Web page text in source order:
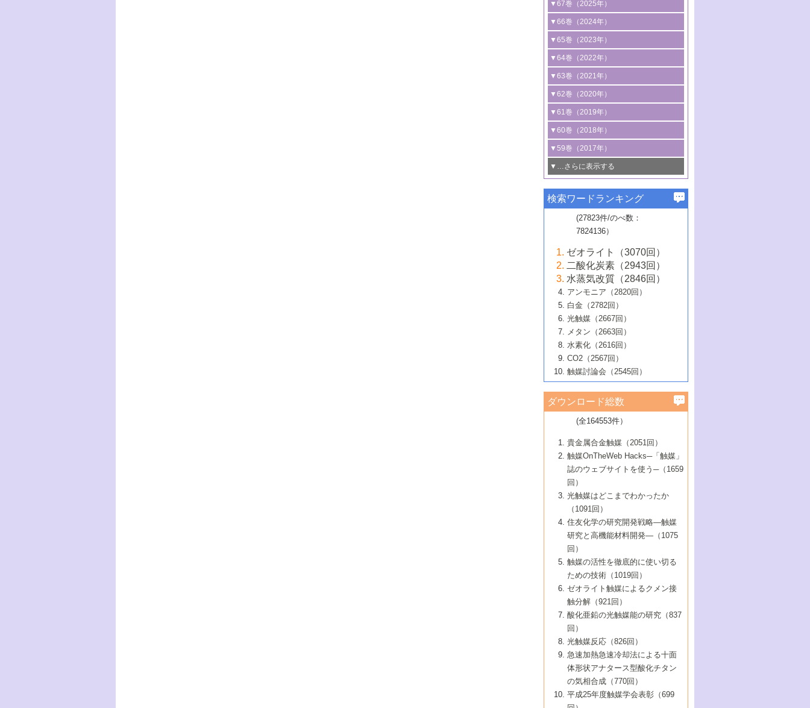
1号 過酸化水素合成に関する研究動向
2号 コンピューター技術により加速する
触媒開発
3号 有機分子変換やCO 資源化のための
光触媒に関する最近の研究
B号 第137回触媒討論会（2026年）
▼67巻（2025年）
1号 CO
水素化によるグリーン燃料/グリ
ーンケミカル製造
2号 水素製造のための水分解技術に関す
る最近の研究
3号 オレフィン系樹脂の精密合成に関す
る最新技術
4号 アルコール類の効率的変換を実現す
る非貴金属触媒の研究動向
5号 ゼオライトの合成と応用における研
究動向
6号 ヘテロ接合界面
B号 第135回触媒討論会（2025年）
▼66巻（2024年）
1号 低次元ナノ構造を有する触媒材料
2号 規制反応場を活用した固体触媒研究
の新展開
3号 未踏分子変換を目指した酸化触媒プ
ロセスの最前線
4号 シンクロトロン放射光および中性子
線を利用した触媒解析技術の最先端
5号 単原子触媒
6号 参照触媒委員会からのお知らせ
B号 第133回触媒討論会（2023年）
▼65巻（2023年）
1号 炭素が関わる触媒機能
2号 プラスチックケミカルリサイクルの
ための触媒技術
3号 非酸化物系金属化合物を基盤とした
触媒材料の開発
4号 格子酸素・格子酸素欠陥を利用した
触媒反応
5号 生体触媒によるエネルギー変換反応
6号 窒素とリンの循環のための触媒・機
能性材料
▼64巻（2022年）
1号 合成ガス製造とCOを用いるケミカル
ズ合成の最新動向
2号 化学品合成のための合金触媒開発
3号 CO の排出削減および有効活用のた
めの触媒技術
4号 若手による情報発信企画～とびたて
若き触媒の研究者たち～（1）
若き触媒の研究者たち～（2）
6号 石油のノーブル・ユースを志向した
触媒技術
大学：オンライン・対面開催）
▼63巻（2021年）
1号 金触媒の新展開
2号 ペロブスカイト
3号 特殊反応場を利用した触媒的分子変
換反応
4号 多孔質材料を用いた触媒の新展開
5号 情報学的手法を用いた触媒開発
6号 カーボンニュートラルに向けた電解
技術
B号 第127回触媒討論会（2021年・オン
ライン開催(Zoom)のみ）
▼62巻（2020年）
1号 触媒設計を拓く欠陥構造のキャラク
タリゼーション
2号 機能化学品製造に資するクリーンな
触媒的酸化反応
3号 水処理のための触媒化学
4号 光触媒を用いた水分解の最新の研究
動向
5号 次世代の触媒プロセスを支えるマイ
6号 メタン転換技術の最新動向
B号 第125回触媒討論会（2020年・工学
院大学）
▼61巻（2019年）
1号 物質移動制御に着目した触媒プロセ
ス開発
2号 CO2 フリー水素サプライチェーンに
関わる触媒開発動向
3号 精密高分子合成に関する最近の研究
動向
4号 バイオマス化成品製造のための触媒
5号 固体触媒による含窒素有機化合物変
換の最前線
6号 貴金属使用量低減に向けた自動車排
ガス浄化触媒の開発
B号 第123回触媒討論会（2019年・大阪
▼60巻（2018年）
1号 固体酸触媒の最新の研究動向
2号 二酸化炭素からの有用化学品合成
3号 ナノ粒子・クラスター触媒の最前線
4号 60周年記念企画
5号 進化するゼオライト合成技術
6号 非貴金属系触媒における電気化学的
B号 第121回触媒討論会（2018年・東京
大学）
▼59巻（2017年）
1号 いたるところに，触媒
最先端技術
3号 無機分離膜材料の開発と触媒反応プ
ロセスへの適用
5号 水素のふるまいを解き明かす最先端
研究
6号 低級アルカンの有効利用のための触
媒技術
B号 第119回触媒討論会（2017年・首都
大学東京）
▼…さらに表示する
1号 ユニークな構造の高分子を生み出す触
2号 リグニンからの化成品製造に向けた触
媒技術
3号 触媒研究の最先端～とびたて若き研究
者たち～（1）
4号 触媒研究の最先端～とびたて若き研究
者たち～（2）
5号 触媒研究の最先端～とびたて若き研究
者たち～（3）
6号 イオニクス材料と燃料電池・電解合成
の最新の研究動向
B号 第117回触媒討論会（2016年・大阪府
立大学）
▼57巻（2015年）
1号 水素キャリアにかかわる触媒技術の新
2号 石油精製用触媒の最近の進展
3号 固体酸化物形燃料電池（SOFC）におけ
るアノード触媒上での燃料直接改質技術
4号 コアシェル構造の制御による触媒機能
5号 工業触媒およびその周辺技術の最近の
進歩
6号 ナノシート
B号 第115回触媒討論会（2015年・成蹊大
▼56巻（2014年）
2号 光触媒反応機構に関する最新の研究動
向
開発動向
4号 人工光合成に向けた近年のアプローチ
5号 未利用熱エネルギーの有効活用に貢献
する触媒技術
6号 ポリオキソメタレート
B号 第113回触媒討論会（2014年・ロワジ
ールホテル豊橋）
1号 高耐久性燃料電池システム用触媒にお
ける新展開
2号 リビングラジカル重合の最近の動向
3号 天然ガスの化学工業的展開に関する触
媒技術
4号 貴金属触媒の精密構造制御とその活用
5号 バイオマス化成品製造のための固体触
6号 ナノ空間─吸着状態解析から新機能開拓
B号 第111回触媒討論会（2013年・関西大
▼54巻（2012年）
1号 規則性多孔体の利用技術における最近
の進歩
2号 第109回触媒討論会
3号 貴金属低減技術の最新動向
4号 貴金属代替技術の最新動向
5号 光触媒による物質変換反応の新展開
6号 グラフェン
7号 水素を利用する化成品合成の新潮流
▼53巻（2011年）
1号 金属学から見る合金触媒の新展開
2号 第107回触媒討論会
3号 触媒のその場観察法の進歩（１）
4号 触媒のその場観察法の進歩（２）
5号 不活性結合の触媒的活性化による有機
合成
6号 新しい固体酸触媒技術
7号 ゼオライト合成における最近の進歩
▼52巻（2010年）
1号 触媒の劣化対策と長寿命触媒開発
2号 第105回触媒討論会
3号 ナノ構造が拓く新機能
4号 活性サイトおよびその環境の精密な設
計による触媒の高機能化
5号 触媒を有効に使うための技術
7号 有機分子触媒による精密有機合成
8号 高機能化ポリオレフィンに向けた重合
触媒の最近の進展
1号 炭素材料－熱い注目を集める材料－
2号 第103回触媒討論会
3号 環境浄化用光触媒の現状と課題
4号 水素社会の実現に向けた水素製造・貯
蔵技術の進歩
5号 CO2が関わる触媒・材料
7号 持続可能社会実現のための触媒および
触媒関連技術
▼50巻（2008年）
1号 触媒化学と学会のこの10年，半世紀，
そして未来
2号 第101回触媒討論会
4号 錯体を利用したユニークな表面構造の
構築と機能
5号 若手会員による触媒研究の未来展望1：
企業編
6号 第102回触媒討論会
7号 触媒・化学反応における計算化学の進
8号 若手研究者による触媒研究の未来展望
2：大学・研究所編
▼49巻（2007年）
1号 含フッ素化合物の合成と触媒
2号 第99回触媒討論会
3号 実用的ファインケミカル合成プロセス
を実現する触媒
5号 こんな物質，あんな物質―新たな触媒
の可能性―
7号 『結晶の化学』を活かした触媒研究
8号 イオン液体の応用
▼48巻（2006年）
1号 固体酸触媒の最近の進歩
2号 第97回触媒討論会
3号 リビング重合触媒の最近の展開
5号 水素製造・貯蔵のための触媒技術の新
しい展開
6号 第98回触媒討論会
7号 基礎化学品製造の触媒技術
8号 多機能型リアクター
1号 最近の触媒担体とその効果
2号 第95回触媒討論会
4号 水分解用光触媒材料
5号 時間分解分光の進歩と応用
6号 第96回触媒討論会
8号 超臨界流体を用いた化学プロセスの新
▼46巻（2004年）
1号 部分酸化反応触媒の最前線
2号 第93回触媒討論会
3号 特殊エネルギー場の触媒反応
4号 生体内における金属の触媒作用
5号 ファインケミカルズの展開に寄与する
6号 第94回触媒討論会
7号 サブナノレベルでみた新しい表面現象
8号 オレフィン重合触媒の新たな展
▼45巻（2003年）
1号 なぜこの触媒が良いのか？
2号 第91回触媒討論会
3号 最近の自動車排ガス処理技術
4号 触媒研究の現状と将来─第90回触媒討論
5号 基礎化学品製造の触媒技術
6号 第92回触媒討論会
7号 基礎化学品製造の触媒技術
8号 資源の循環と触媒技術
▼44巻（2002年）
1号 高次制御された触媒の化学
2号 第89回触媒討論会
3号 触媒を利用した電気化学の新展開
4号 ナノ材料の調製と機能化
5号 こんな触媒が欲しい
6号 第90回触媒討論会
7号 触媒研究と学術雑誌/情報
8号 若い世代からみた触媒化学の現状と未
▼43巻（2001年）
1号 グリーンケミストリーと触媒
2号 第87回触媒討論会特集号
3号 生体触媒とバイオプロセス
4号 水素製造・利用の触媒化学
5号 触媒研究における新しい切り口：コン
ビナトリアルケミストリー
6号 第88回触媒討論会特集号
7号 企業における触媒研究のブレークスル
8号 この材料を触媒として使ってみません
▼42巻（2000年）
1号 触媒反応工学の明日を拓く
2号 第85回触媒討論会
3号 反応ダイナミクス
5号 触媒のおもしろさをどのように伝える
6号 第86回触媒討論会
7号 水素化精製触媒の新しい展開
8号 新しい反応性と機能性を目指した金属
クラスタ-化学
▼41巻（1999年）
1号 孔、穴、あな?-特異な空間とその利用-
2号 第83回触媒討論会
3号 均一系触媒反応最前線
4号 実用炭素材料の新展開
5号 研究の方法論を考える
7号 機能性金属材料と触媒
8号 触媒研究へのNMRの応用と展望
▼40巻（1998年）
進展と21世紀への提言/創立40周年記念・触
媒学会この10年の歩みとこれから/創立40周
2号 第81回触媒討論会
3号 計算機触媒化学へのさそい
4号 触媒劣化の制御と予測
5号 最新の実用プロセスと触媒
6号 第82回触媒討論会
7号 ナノ構造体の化学
8号 あの反応は今
1号 均一系と不均一系触媒反応-その特徴と
接点
2号 第79回触媒討論会
3号 最新NO除去触媒の実用化研究
4号 新しい反応場を目指した触媒調製
5号 反応・分離技術の新しい展開
6号 第80回触媒討論会
8号 AFMでみる世界
▼38巻（1996年）
1号 触媒の構造と触媒作用/C1化学を中心と
する21世紀への触媒
3号 オリンピックメダル:金・銀・銅はどん
な触媒作用を示すか
4号 触媒作用における機能の複合化
5号 未来を拓け！若手研究者
6号 第78回触媒討論会
7号 ダイナミックな領域への触媒研究の展
開/C1化学を中心とする21世紀への触媒
▼37巻（1995年）
1号 ファインケミカルズと固体触媒
2号 第75回触媒討論会
3号 希土類を利用した触媒
4号 触媒とリサイクル
5号 エネルギー変換触媒
6号 第76回触媒討論会
7号 表面吸着相の新しい展開
8号 マイクロポーラス・クリスタル触媒の
▼36巻（1994年）
1号 電気化学と触媒
2号 第73回触媒討論会
3号 C4化学の展開
4号 《通常号》
5号 《通常号》
6号 第74回触媒討論会
▼35巻（1993年）
1号 工業触媒開発マニュアル―探索から工
業化まで
2号 第71回触媒討論会
3号 研究開発のうらおもて―着想と展開
4号 触媒劣化と寿命の予測
5号 環境に優しい触媒
▼34巻（1992年）
1号 インパクトを与えたこの研究
2号 第69回触媒討論会
3号 ケミカルズ合成触媒―新しい展開と応
▼33巻（1991年）
1号 触媒プロセス開発マニュアル―探索か
ら工業化まで，知っておきたいこと PartII
2号 第67回触媒討論会
▼32巻（1990年）
1号 21世紀に向けて触媒研究の飛躍をめざ
す―触媒化学の裾野を広げよう
2号 第65回触媒討論会
▼31巻（1989年）
1号 情報科学と反応設計・材料設計
▼30巻（1988年）
検索ワードランキング
(27823件/のべ数：
7824136）
ゼオライト（3070回）
二酸化炭素（2943回）
水蒸気改質（2846回）
アンモニア（2820回）
白金（2782回）
光触媒（2667回）
メタン（2663回）
水素化（2616回）
CO2（2567回）
触媒討論会（2545回）
ダウンロード総数
(全164553件）
貴金属合金触媒（2051回）
触媒OnTheWeb Hacks─「触媒」
誌のウェブサイトを使う─（1659
回）
光触媒はどこまでわかったか
（1091回）
住友化学の研究開発戦略―触媒
研究と高機能材料開発―（1075
回）
触媒の活性を徹底的に使い切る
ための技術（1019回）
ゼオライト触媒によるクメン接
触分解（921回）
酸化亜鉛の光触媒能の研究（837
回）
光触媒反応（826回）
急速加熱急速冷却法による十面
体形状アナタース型酸化チタン
の気相合成（770回）
平成25年度触媒学会表彰（699